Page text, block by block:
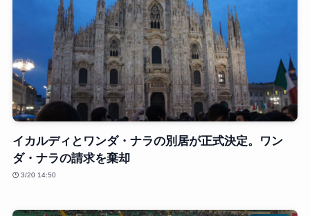
イカルディとワンダ・ナラの別居が正式決定。ワン
ダ・ナラの請求を棄却
3/20 14:50